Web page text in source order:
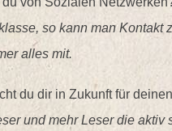
so kann man Kontakt
alles mit.
du dir in Zukunft für
und mehr Leser die